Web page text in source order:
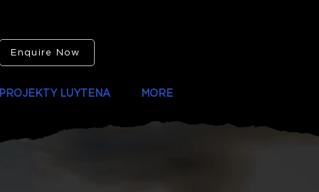
Enquire Now
LUYTENA MORE